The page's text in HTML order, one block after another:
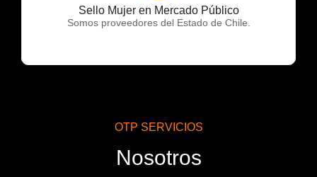
Sello Mujer en Mercado Público
Somos proveedores del Estado de Chile.
OTP SERVICIOS
Nosotros